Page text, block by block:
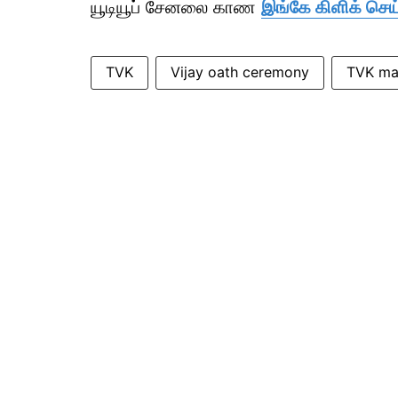
யூடியூப் சேனலை காண இங்கே கிளிக்
TVK Vijay oath ceremony TVK